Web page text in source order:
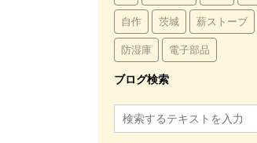
自作 茨城 薪ストーブ
防湿庫 電子部品
ブログ検索